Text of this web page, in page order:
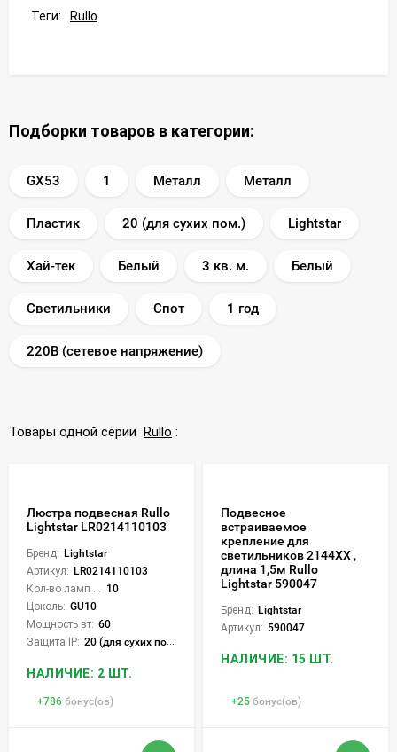
Теги: Rullo
Подборки товаров в категории:
GX53 1 Металл Металл
Пластик 20 (для сухих пом.) Lightstar
Хай-тек Белый 3 кв. м. Белый
Светильники Спот 1 год
220В (сетевое напряжение)
Товары одной серии Rullo :
Люстра подвесная Rullo
Lightstar LR0214110103
Бренд: Lightstar
Артикул: LR0214110103
10
Цоколь: GU10
Мощность вт: 60
Защита IP: 20 (для сухих пом.)
НАЛИЧИЕ: 2 ШТ.
+786 бонус(ов)
Подвесное
встраиваемое
крепление для
светильников 2144XХ ,
длина 1,5м Rullo
Lightstar 590047
Бренд: Lightstar
Артикул: 590047
НАЛИЧИЕ: 15 ШТ.
+25 бонус(ов)